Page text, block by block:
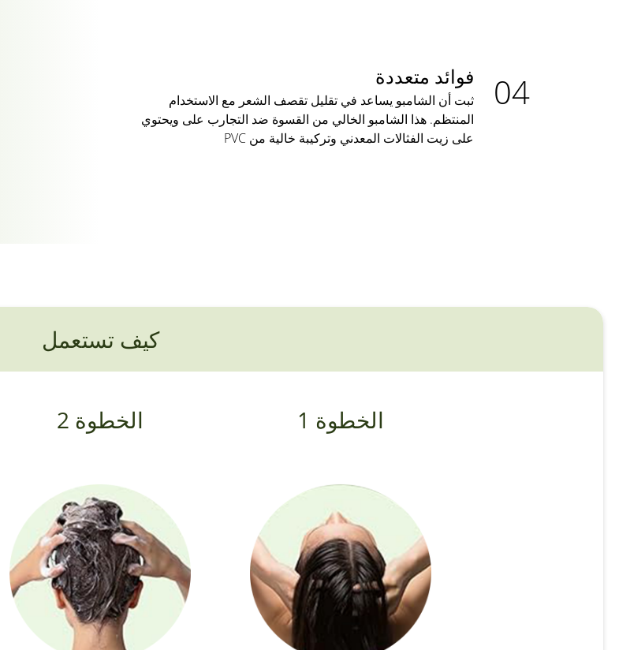
فوائد متعددة
ثبت أن الشامبو يساعد في تقليل تقصف الشعر مع الاستخدام
المنتظم. هذا الشامبو الخالي من القسوة ضد التجارب على ويحتوي
على زيت الفثالات المعدني وتركيبة خالية من PVC
كيف تستعمل
الخطوة 1 الخطوة 2